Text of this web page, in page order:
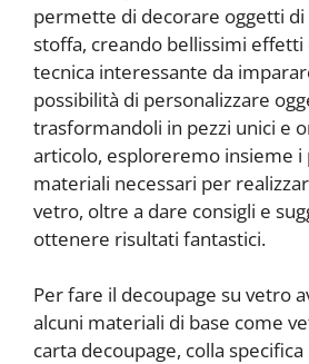
permette di decorare oggetti
stoffa, creando bellissimi effetti
tecnica interessante da
possibilità di personalizzare
trasformandoli in pezzi unici e
articolo, esploreremo insieme i
materiali necessari per
vetro, oltre a dare consigli e
ottenere risultati fantastici.
Per fare il decoupage su vetro
alcuni materiali di base come
carta decoupage, colla